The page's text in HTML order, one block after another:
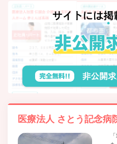
医療法人 さとう記念病